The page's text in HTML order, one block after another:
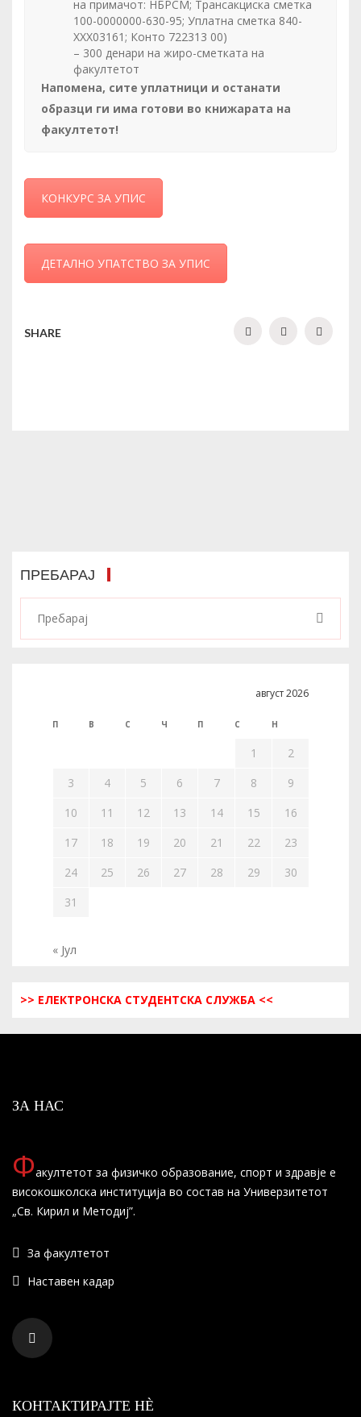
на примачот: НБРСМ; Трансакциска сметка
100-0000000-630-95; Уплатна сметка 840-
ХХХ03161; Конто 722313 00)
– 300 денари на жиро-сметката на
факултетот
Напомена, сите уплатници и останати
образци ги има готови во книжарата на
факултетот!
КОНКУРС ЗА УПИС
ДЕТАЛНО УПАТСТВО ЗА УПИС
SHARE
ПРЕБАРАЈ
август 2026
П В С Ч П С Н
1
2
3
4 5 6 7 8
9
10
11 12 13 14 15
16
17
18 19 20 21 22
23
24
25 26 27 28 29
30
31
« Јул
>> ЕЛЕКТРОНСКА СТУДЕНТСКА СЛУЖБА <<
ЗА НАС
Факултетот за физичко образование, спорт и здравје е
високошколска институција во состав на Универзитетот
„Св. Кирил и Методиј”.
За факултетот
Наставен кадар
КОНТАКТИРАЈТЕ НÈ